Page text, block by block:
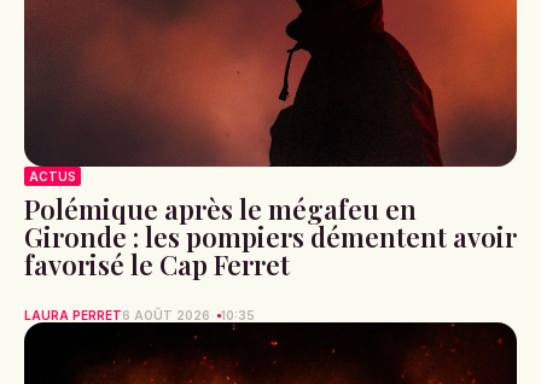
ACTUS
Polémique après le mégafeu en
Gironde : les pompiers démentent avoir
favorisé le Cap Ferret
LAURA PERRET6 AOÛT 2026 10:35